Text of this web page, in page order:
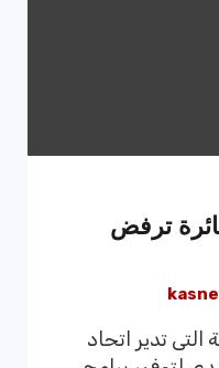
ترفض
تدير اتحاد